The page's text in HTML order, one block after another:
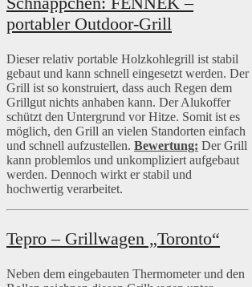
portabler Outdoor-Grill
Dieser relativ portable Holzkohlegrill ist stabil
gebaut und kann schnell eingesetzt werden. Der
Grill ist so konstruiert, dass auch Regen dem
Grillgut nichts anhaben kann. Der Alukoffer
schützt den Untergrund vor Hitze. Somit ist es
möglich, den Grill an vielen Standorten einfach
und schnell aufzustellen. Bewertung: Der Grill
kann problemlos und unkompliziert aufgebaut
werden. Dennoch wirkt er stabil und
hochwertig verarbeitet.
Tepro – Grillwagen „Toronto“
Neben dem eingebauten Thermometer und den